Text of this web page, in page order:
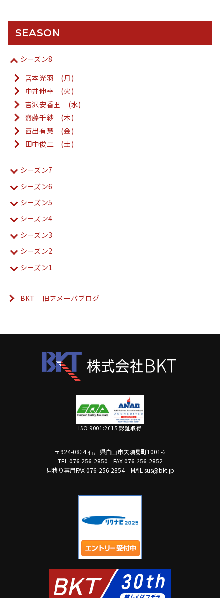
SEASON
シーズン8
宮本光羽 (月)
中井伸幸 (火)
吉沢安香里 (水)
齋藤千紗 (木)
西出有慧 (金)
田中俊二 (土)
シーズン7
シーズン6
シーズン5
シーズン4
シーズン3
シーズン2
シーズン1
BKT 旧アメーバブログ
ISO 9001:2015 認証取得
〒924-0834 石川県白山市矢頃島町1001-2
TEL 076-256-2850
FAX 076-256-2852
見積り専用FAX 076-256-2854
MAIL sus@bkt.jp